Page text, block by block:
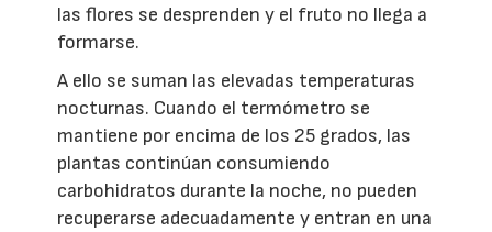
las flores se desprenden y el fruto no llega a
formarse.
A ello se suman las elevadas temperaturas
nocturnas. Cuando el termómetro se
mantiene por encima de los 25 grados, las
plantas continúan consumiendo
carbohidratos durante la noche, no pueden
recuperarse adecuadamente y entran en una